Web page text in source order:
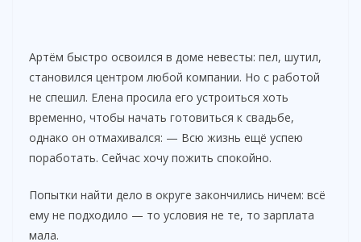
Артём быстро освоился в доме невесты: пел, шутил,
становился центром любой компании. Но с работой
не спешил. Елена просила его устроиться хоть
временно, чтобы начать готовиться к свадьбе,
однако он отмахивался: — Всю жизнь ещё успею
поработать. Сейчас хочу пожить спокойно.
Попытки найти дело в округе закончились ничем: всё
ему не подходило — то условия не те, то зарплата
мала.